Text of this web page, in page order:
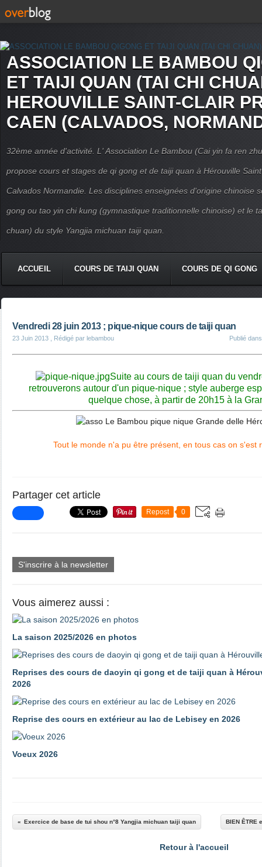
ASSOCIATION LE BAMBOU
ET TAIJI QUAN (TAI CHI
HEROUVILLE SAINT-CLAIR
CAEN (CALVADOS,
32ème année d'activité. L' Association Le Bambou (Cai yin fa ren
propose cours et stages de qi gong et de taiji quan à Hérouville
Calvados Normandie. Les disciplines enseignées d'origine chinoise
gong ou tao yin chi kung (gymnastique traditionnelle chinoise) et le
chuan) du style Yangjia michuan taiji quan.
ACCUEIL COURS DE TAIJI QUAN COURS DE QI GONG
Vendredi 28 juin 2013 ; pique-nique cours de taiji quan
23 Juin 2013 , Rédigé par lebambou Publié
Suite au cours de taiji quan du
retrouverons autour d'un pique-nique ; style auberge
quelque chose, à partir de 20h15 à la
Tout le monde n'a pu être présent, en tous cas on s'est
Partager cet article
Repost 0
S'inscrire à la newsletter
Vous aimerez aussi :
La saison 2025/2026 en photos
Reprises des cours de daoyin qi gong et de taiji quan à
2026
Reprise des cours en extérieur au lac de Lebisey en 2026
Voeux 2026
Exercice de base de tui shou n°8 Yangjia michuan taiji quan BIEN ÊTRE
Retour à l'accueil